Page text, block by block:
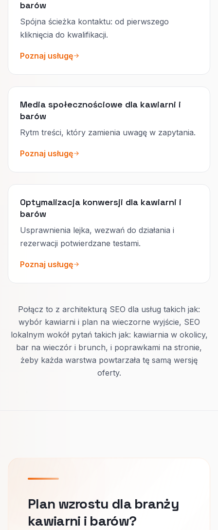
barów
Spójna ścieżka kontaktu: od pierwszego
kliknięcia do kwalifikacji.
Poznaj usługę
Media społecznościowe dla kawiarni i
barów
Rytm treści, który zamienia uwagę w zapytania.
Poznaj usługę
Optymalizacja konwersji dla kawiarni i
barów
Usprawnienia lejka, wezwań do działania i
rezerwacji potwierdzane testami.
Poznaj usługę
Połącz to z architekturą SEO dla usług takich jak:
wybór kawiarni i plan na wieczorne wyjście, SEO
lokalnym wokół pytań takich jak: kawiarnia w okolicy,
bar na wieczór i brunch, i poprawkami na stronie,
żeby każda warstwa powtarzała tę samą wersję
oferty.
Plan wzrostu dla branży
kawiarni i barów?